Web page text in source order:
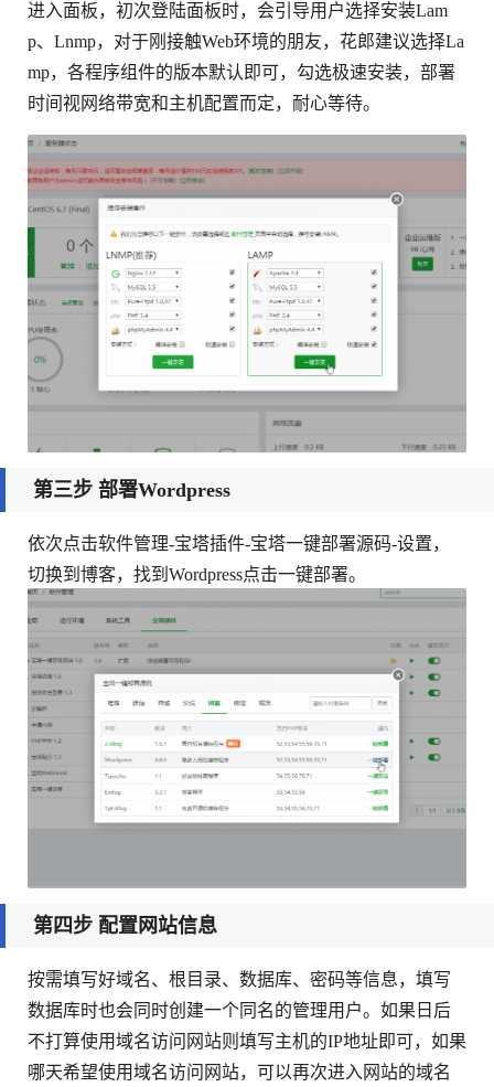
进入面板，初次登陆面板时，会引导用户选择安装Lam
p、Lnmp，对于刚接触Web环境的朋友，花郎建议选择La
mp，各程序组件的版本默认即可，勾选极速安装，部署
时间视网络带宽和主机配置而定，耐心等待。
第三步 部署Wordpress
依次点击软件管理-宝塔插件-宝塔一键部署源码-设置，
切换到博客，找到Wordpress点击一键部署。
第四步 配置网站信息
按需填写好域名、根目录、数据库、密码等信息，填写
数据库时也会同时创建一个同名的管理用户。如果日后
不打算使用域名访问网站则填写主机的IP地址即可，如果
哪天希望使用域名访问网站，可以再次进入网站的域名